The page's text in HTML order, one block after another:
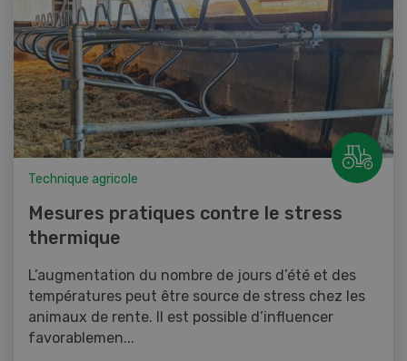
Technique agricole
Mesures pratiques contre le stress
thermique
L’augmentation du nombre de jours d’été et des
températures peut être source de stress chez les
animaux de rente. Il est possible d’influencer
favorablemen...